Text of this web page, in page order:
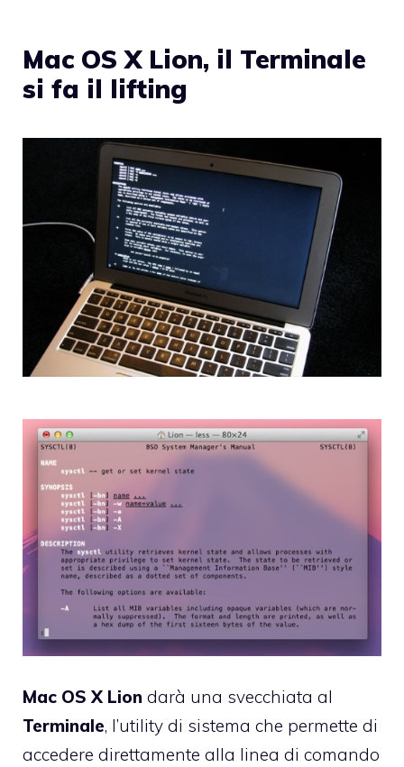
Mac OS X Lion, il Terminale
si fa il lifting
Mac OS X Lion darà una svecchiata al
Terminale, l’utility di sistema che permette di
accedere direttamente alla linea di comando